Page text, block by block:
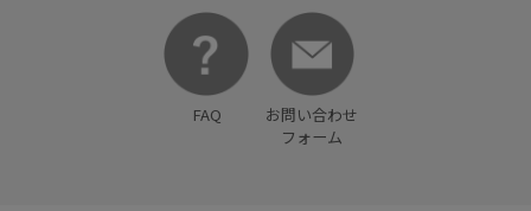
FAQ
お問い合わせ
フォーム